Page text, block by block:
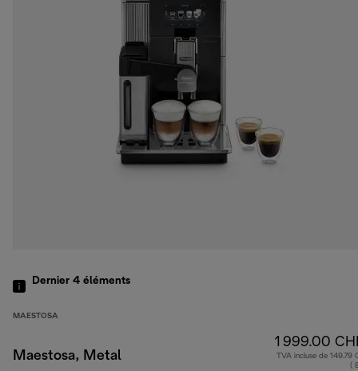
Dernier 4 éléments
MAESTOSA
Maestosa, Metal
1 999.00
TVA incluse de 149.79
(